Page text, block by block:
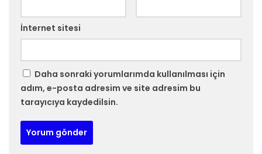
İnternet sitesi
Daha sonraki yorumlarımda kullanılması için
adım, e-posta adresim ve site adresim bu
tarayıcıya kaydedilsin.